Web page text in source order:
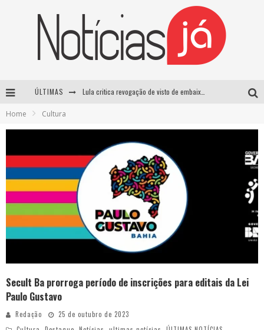
ÚLTIMAS Lula critica revogação de visto de embaixadora brasileira pelos EUA e chama medida de “irresponsável”
Home Cultura
Secult Ba prorroga período de inscrições para editais da Lei
Paulo Gustavo
Redação
25 de outubro de 2023